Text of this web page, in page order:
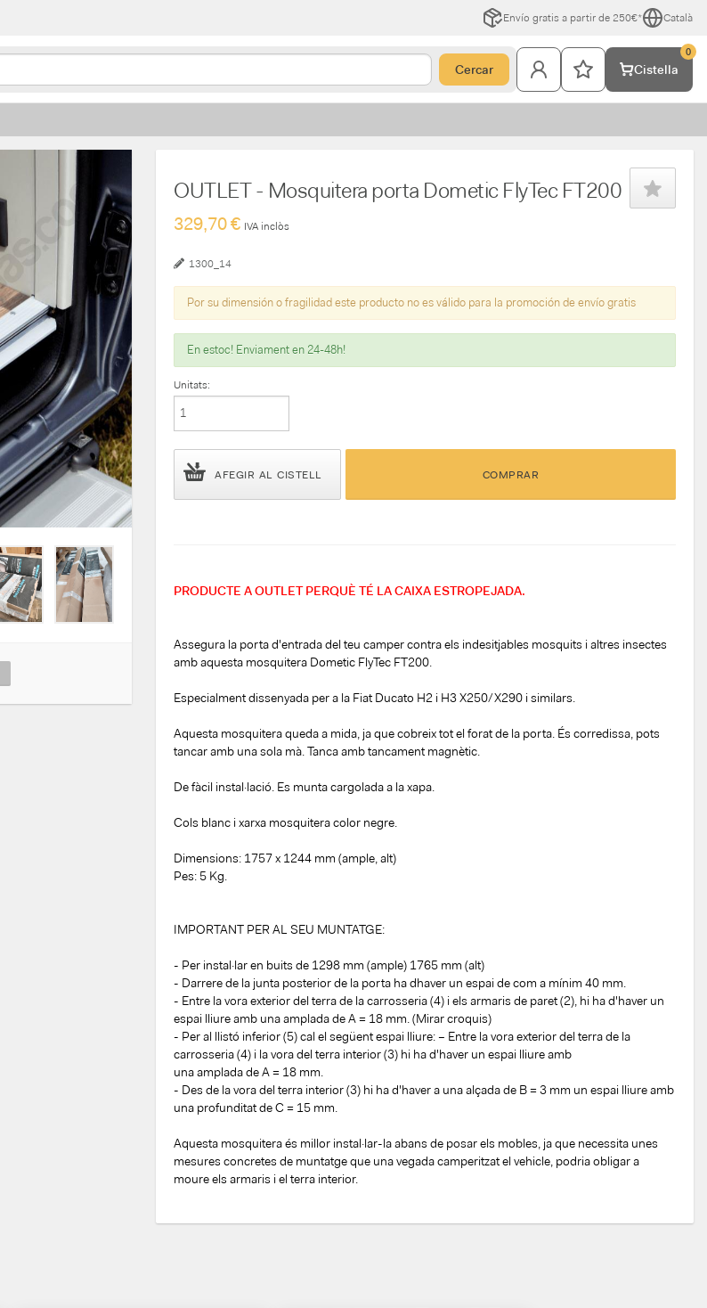
Envío gratis a partir de 250€* Català
Cercar Cistella
0
OUTLET - Mosquitera porta Dometic FlyTec FT200
329,70 € IVA inclòs
1300_14
Por su dimensión o fragilidad este producto no es válido para la promoción de envío gratis
En estoc! Enviament en 24-48h!
Unitats:
AFEGIR AL CISTELL COMPRAR
PRODUCTE A OUTLET PERQUÈ TÉ LA CAIXA ESTROPEJADA.
Assegura la porta d'entrada del teu camper contra els indesitjables mosquits i altres insectes
amb aquesta mosquitera Dometic FlyTec FT200.
Especialment dissenyada per a la Fiat Ducato H2 i H3 X250/X290 i similars.
Aquesta mosquitera queda a mida, ja que cobreix tot el forat de la porta. És corredissa, pots
tancar amb una sola mà. Tanca amb tancament magnètic.
De fàcil instal·lació. Es munta cargolada a la xapa.
Cols blanc i xarxa mosquitera color negre.
Dimensions: 1757 x 1244 mm (ample, alt)
Pes: 5 Kg.
IMPORTANT PER AL SEU MUNTATGE:
- Per instal·lar en buits de 1298 mm (ample) 1765 mm (alt)
- Darrere de la junta posterior de la porta ha dhaver un espai de com a mínim 40 mm.
- Entre la vora exterior del terra de la carrosseria (4) i els armaris de paret (2), hi ha d'haver un
espai lliure amb una amplada de A = 18 mm. (Mirar croquis)
- Per al llistó inferior (5) cal el següent espai lliure: – Entre la vora exterior del terra de la
carrosseria (4) i la vora del terra interior (3) hi ha d'haver un espai lliure amb
una amplada de A = 18 mm.
- Des de la vora del terra interior (3) hi ha d'haver a una alçada de B = 3 mm un espai lliure amb
una profunditat de C = 15 mm.
Aquesta mosquitera és millor instal·lar-la abans de posar els mobles, ja que necessita unes
mesures concretes de muntatge que una vegada camperitzat el vehicle, podria obligar a
moure els armaris i el terra interior.